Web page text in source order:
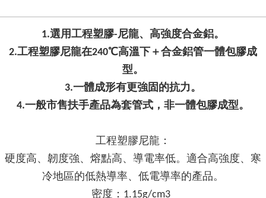
1.選用工程塑膠-尼龍、高強度合金鋁。
2.工程塑膠尼龍在240℃高溫下＋合金鋁管一體包膠成
型。
3.一體成形有更強固的抗力。
4.一般市售扶手產品為套管式，非一體包膠成型。
工程塑膠尼龍：
硬度高、韌度強、熔點高、導電率低。適合高強度、寒
冷地區的低熱導率、低電導率的產品。
密度：1.15g/cm3